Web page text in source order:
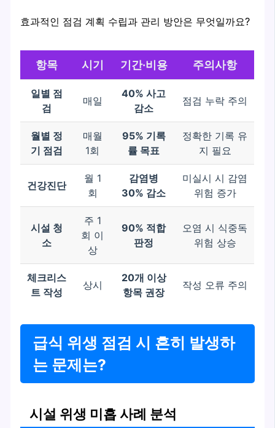
효과적인 점검 계획 수립과 관리 방안은 무엇일까요?
항목 시기 기간·비용 주의사항
일별 점
검
매일
40% 사고
감소
점검 누락 주의
월별 정
기 점검
매월
1회
95% 기록
률 목표
정확한 기록 유
지 필요
건강진단
월 1
회
감염병
30% 감소
미실시 시 감염
위험 증가
시설 청
소
주 1
회 이
상
90% 적합
판정
오염 시 식중독
위험 상승
체크리스
트 작성
상시
20개 이상
항목 권장
작성 오류 주의
급식 위생 점검 시 흔히 발생하
는 문제는?
시설 위생 미흡 사례 분석